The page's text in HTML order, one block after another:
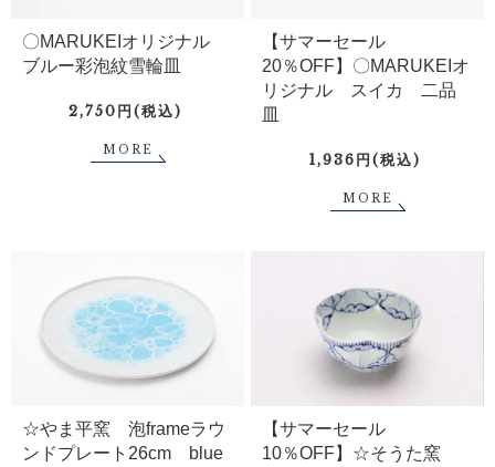
〇MARUKEIオリジナル
ブルー彩泡紋雪輪皿
2,750円(税込)
MORE
【サマーセール
20％OFF】〇MARUKEIオ
リジナル スイカ 二品
皿
1,936円(税込)
MORE
☆やま平窯 泡frameラウ
ンドプレート26cm blue
【サマーセール
10％OFF】☆そうた窯